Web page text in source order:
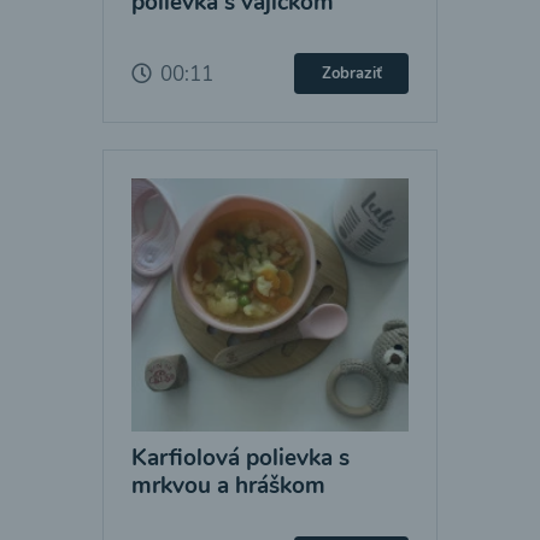
00:11 Zobraziť
Karfiolová polievka s
mrkvou a hráškom